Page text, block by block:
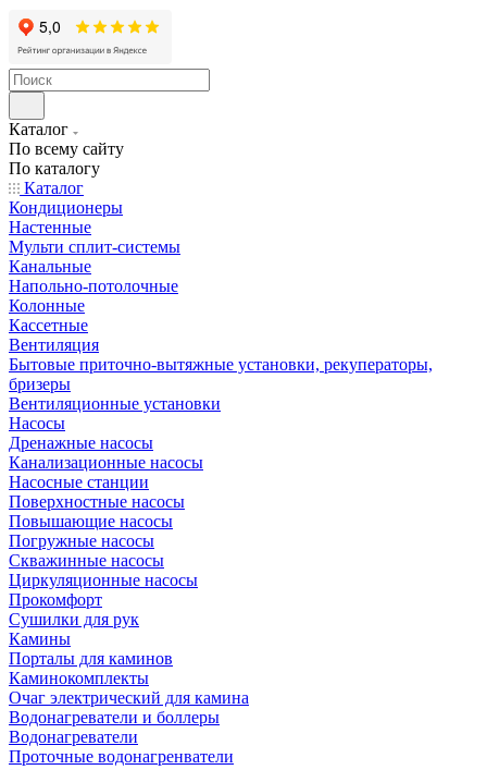
Каталог
По всему сайту
По каталогу
Каталог
Кондиционеры
Настенные
Мульти сплит-системы
Канальные
Напольно-потолочные
Колонные
Кассетные
Вентиляция
Бытовые приточно-вытяжные установки, рекуператоры,
бризеры
Вентиляционные установки
Насосы
Дренажные насосы
Канализационные насосы
Насосные станции
Поверхностные насосы
Повышающие насосы
Погружные насосы
Скважинные насосы
Циркуляционные насосы
Прокомфорт
Сушилки для рук
Камины
Порталы для каминов
Каминокомплекты
Очаг электрический для камина
Водонагреватели и боллеры
Водонагреватели
Проточные водонагренватели